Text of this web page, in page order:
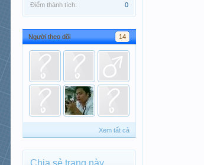
Điểm thành tích:
0
Người theo dõi 14
Xem tất cả
Chia sẻ trang này